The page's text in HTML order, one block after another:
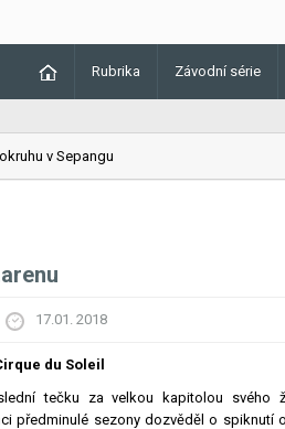
Rubrika Závodní série
v Sepangu
17.01. 2018
du Soleil
tečku za velkou kapitolou svého
předminulé sezony dozvěděl o spiknutí